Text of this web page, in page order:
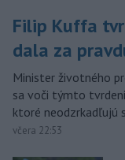
Filip Kuffa
dala za
Minister životného
sa voči týmto
ktoré neodzrkadľujú
včera 22:53